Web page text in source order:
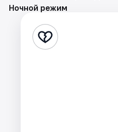
Стендап
Ночной режим